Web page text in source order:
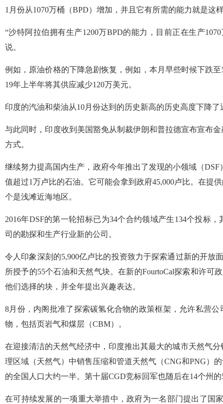
1月份从1070万桶（BPD）增加，并且它有所需的能力就是这
“沙特阿拉伯拥有生产1200万BPD的能力，目前正在生产
说。
例如，原油价格的下降急剧恢复，例如，本月早些时候下跌
19年上半年将其供应减少120万美元。
印度的汽油和柴油从10月份达到的历史新高的历史高度下降了
与此同时，印度收到美国豁免从制裁伊朗和普拉德宣布宣布
方式。
继续努力提高国内生产，政府今年推出了发现的小领域（
值超过1万卢比的石油。它可能会拿到政府45,000卢比。在提
个是浅滩近海地区。
2016年DSF的第一轮招标已为34个合约领域产生134个投标
司的勘探和生产行业新的公司。
令人印象深刻的5,900亿卢比的投资致力于探索通过新的开放
所授予的55个石油和天然气块。在新的FourtoCal探索和许可
他们选择的块，并全年提出兴趣表达。
8月份，内阁批准了探索碳氢化合物的政策框架，允许私营
物，包括页岩气和煤层（CBM）。
在迎接清洁的天然气经济中，印度推出其最大的城市天然气
理区域（天然气）中销售压缩和管道天然气（CNG和PNG）
的全国人口大约一半。第十届CGD竞标回军也随后在14个州
在可持续发展的一项重大举措中，政府为一名部门提出了国